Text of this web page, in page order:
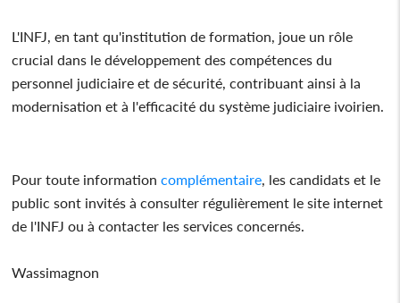
L'INFJ, en tant qu'institution de formation, joue un rôle
crucial dans le développement des compétences du
personnel judiciaire et de sécurité, contribuant ainsi à la
modernisation et à l'efficacité du système judiciaire ivoirien.
Pour toute information complémentaire , les candidats et le
public sont invités à consulter régulièrement le site internet
de l'INFJ ou à contacter les services concernés.
Wassimagnon